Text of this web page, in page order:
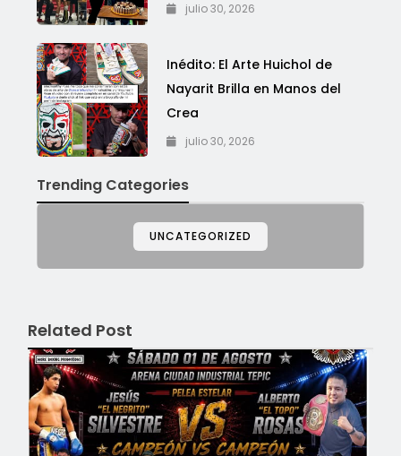
julio 30, 2026
Inédito: El Arte Huichol de
Nayarit Brilla en Manos del
Crea
julio 30, 2026
Trending Categories
UNCATEGORIZED
Related Post